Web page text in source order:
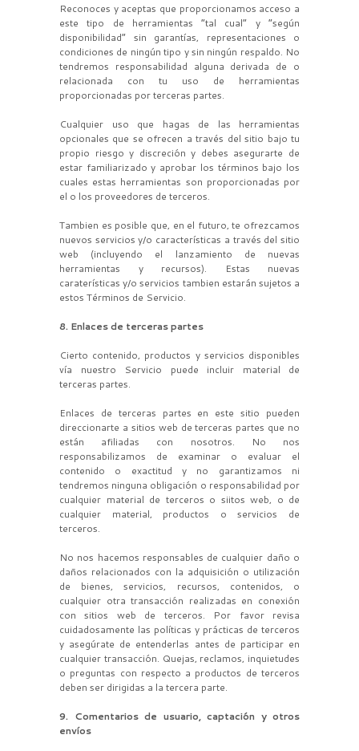
Reconoces y aceptas que proporcionamos acceso a
este tipo de herramientas “tal cual” y “según
disponibilidad” sin garantías, representaciones o
condiciones de ningún tipo y sin ningún respaldo. No
tendremos responsabilidad alguna derivada de o
relacionada con tu uso de herramientas
proporcionadas por terceras partes.
Cualquier uso que hagas de las herramientas
opcionales que se ofrecen a través del sitio bajo tu
propio riesgo y discreción y debes asegurarte de
estar familiarizado y aprobar los términos bajo los
cuales estas herramientas son proporcionadas por
el o los proveedores de terceros.
Tambien es posible que, en el futuro, te ofrezcamos
nuevos servicios y/o características a través del sitio
web (incluyendo el lanzamiento de nuevas
herramientas y recursos). Estas nuevas
caraterísticas y/o servicios tambien estarán sujetos a
estos Términos de Servicio.
8. Enlaces de terceras partes
Cierto contenido, productos y servicios disponibles
vía nuestro Servicio puede incluir material de
terceras partes.
Enlaces de terceras partes en este sitio pueden
direccionarte a sitios web de terceras partes que no
están afiliadas con nosotros. No nos
responsabilizamos de examinar o evaluar el
contenido o exactitud y no garantizamos ni
tendremos ninguna obligación o responsabilidad por
cualquier material de terceros o siitos web, o de
cualquier material, productos o servicios de
terceros.
No nos hacemos responsables de cualquier daño o
daños relacionados con la adquisición o utilización
de bienes, servicios, recursos, contenidos, o
cualquier otra transacción realizadas en conexión
con sitios web de terceros. Por favor revisa
cuidadosamente las políticas y prácticas de terceros
y asegúrate de entenderlas antes de participar en
cualquier transacción. Quejas, reclamos, inquietudes
o preguntas con respecto a productos de terceros
deben ser dirigidas a la tercera parte.
9. Comentarios de usuario, captación y otros
envíos